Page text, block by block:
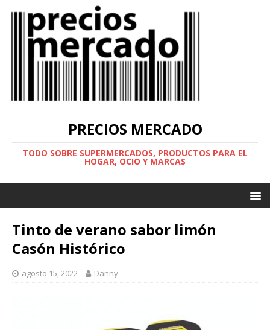
PRECIOS MERCADO
TODO SOBRE SUPERMERCADOS, PRODUCTOS PARA EL
HOGAR, OCIO Y MARCAS
Tinto de verano sabor limón
Casón Histórico
agosto 15, 2022 Danny